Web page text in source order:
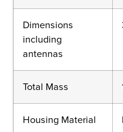
Dimensions
including
antennas
Total Mass
Housing Material